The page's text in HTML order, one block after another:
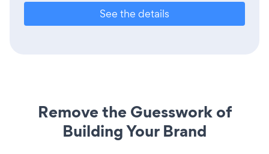
See the details
Remove the Guesswork of
Building Your Brand